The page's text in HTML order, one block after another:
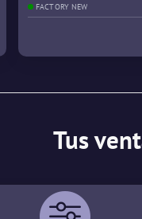
FACTORY NEW
Tus